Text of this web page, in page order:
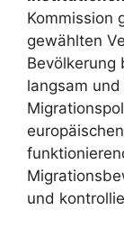
Kommission
gewählten
Bevölkerung
langsam
und